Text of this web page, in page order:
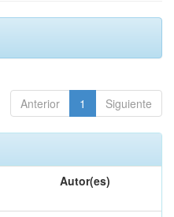
Anterior 1 Siguiente
Autor(es)